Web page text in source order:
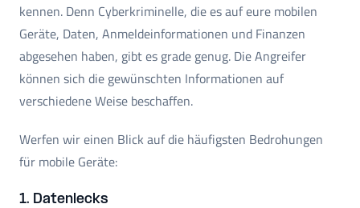
kennen. Denn Cyberkriminelle, die es auf eure mobilen
Geräte, Daten, Anmeldeinformationen und Finanzen
abgesehen haben, gibt es grade genug. Die Angreifer
können sich die gewünschten Informationen auf
verschiedene Weise beschaffen.
Werfen wir einen Blick auf die häufigsten Bedrohungen
für mobile Geräte:
1. Datenlecks